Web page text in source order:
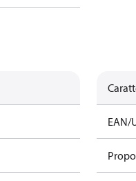
EAN/